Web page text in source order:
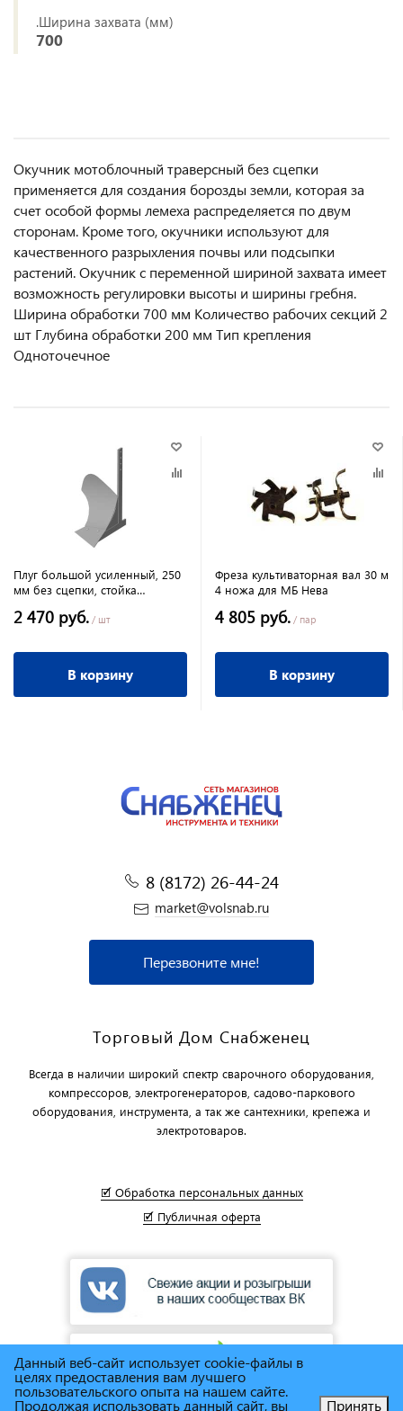
.Ширина захвата (мм)
700
Окучник мотоблочный траверсный без сцепки
применяется для создания борозды земли, которая за
счет особой формы лемеха распределяется по двум
сторонам. Кроме того, окучники используют для
качественного разрыхления почвы или подсыпки
растений. Окучник с переменной шириной захвата имеет
возможность регулировки высоты и ширины гребня.
Ширина обработки 700 мм Количество рабочих секций 2
шт Глубина обработки 200 мм Тип крепления
Одноточечное
Плуг большой усиленный, 250
мм без сцепки, стойка
2 470 руб. / шт
В корзину
Фреза культиваторная вал 30 м
4 ножа для МБ Нева
4 805 руб. / пар
В корзину
8 (8172) 26-44-24
market@volsnab.ru
Перезвоните мне!
Торговый Дом Снабженец
Всегда в наличии широкий спектр сварочного оборудования,
компрессоров, электрогенераторов, садово-паркового
оборудования, инструмента, а так же сантехники, крепежа и
электротоваров.
🗹 Обработка персональных данных
🗹 Публичная оферта
Данный веб-сайт использует cookie-файлы в
целях предоставления вам лучшего
пользовательского опыта на нашем сайте.
Продолжая использовать данный сайт, вы Принять